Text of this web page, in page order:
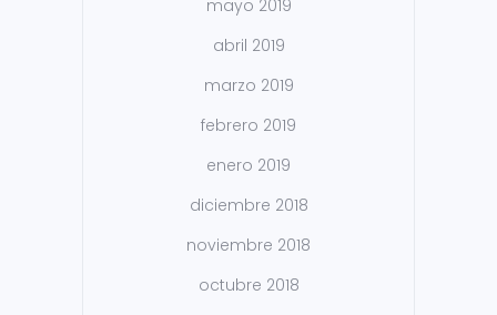
mayo 2019
abril 2019
marzo 2019
febrero 2019
enero 2019
diciembre 2018
noviembre 2018
octubre 2018